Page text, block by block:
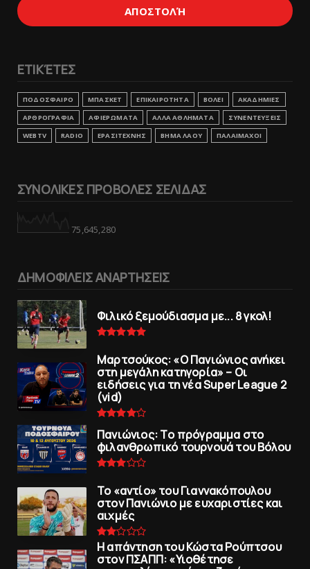
ΕΤΙΚΈΤΕΣ
ΠΟΔΟΣΦΑΙΡΟ ΜΠΑΣΚΕΤ ΕΠΙΚΑΙΡΟΤΗΤΑ ΒΟΛΕΙ
ΑΚΑΔΗΜΙΕΣ
ΑΡΘΡΟΓΡΑΦΙΑ
ΑΦΙΕΡΩΜΑΤΑ ΑΛΛΑ ΑΘΛΗΜΑΤΑ
ΣΥΝΕΝΤΕΥΞΕΙΣ
WEBTV
RADIO ΕΡΑΣΙΤΕΧΝΗΣ ΒΗΜΑ ΛΑΟΥ ΠΑΛΑΙΜΑΧΟΙ
ΣΥΝΟΛΙΚΕΣ ΠΡΟΒΟΛΕΣ ΣΕΛΙΔΑΣ
75,645,280
ΔΗΜΟΦΙΛΕΙΣ ΑΝΑΡΤΗΣΕΙΣ
Φιλικό ξεμούδιασμα με... 8 γκολ!
Μαρτσούκος: «Ο Πανιώνιος ανήκει
στη μεγάλη κατηγορία» – Οι
ειδήσεις για τη νέα Super League 2
(vid)
Πανιώνιoς: Tο πρόγραμμα στο
φιλανθρωπικό τουρνουά του Bόλου
To «αντίο» του Γιαννακόπουλου
στον Πανιώνιο με ευχαριστίες και
αιχμές
Η απάντηση του Κώστα Ρούπτσου
στον ΠΣΑΠΠ: «Υιοθέτησε